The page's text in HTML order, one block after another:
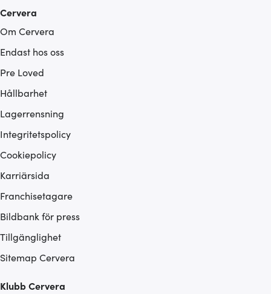
Cervera
Om Cervera
Endast hos oss
Pre Loved
Hållbarhet
Lagerrensning
Integritetspolicy
Cookiepolicy
Karriärsida
Franchisetagare
Bildbank för press
Tillgänglighet
Sitemap Cervera
Klubb Cervera